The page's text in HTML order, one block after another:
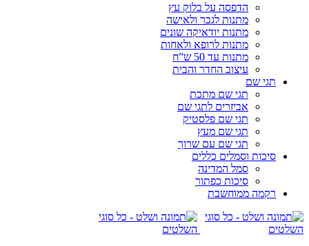
הדפסה על בלוק עץ
מתנות לגבר ולאישה
מתנות יודאיקה שונים
מתנות לרופא ולאחות
מתנות עד 50 ש”ח
עיצוב החדר והבית
תגי שם
תגי שם מתכת
אביזרים לתגי שם
תגי שם פלסטיק
תגי שם מעץ
תגי שם עם שרוך
סיכות וסמלים כללים
סמל המדינה
סיכות כפתור
רקמה ממוחשבת